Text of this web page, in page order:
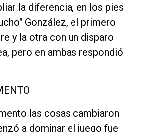
la diferencia, en los pies
González, el primero
y la otra con un disparo
pero en ambas respondió
las cosas cambiaron
a dominar el juego fue